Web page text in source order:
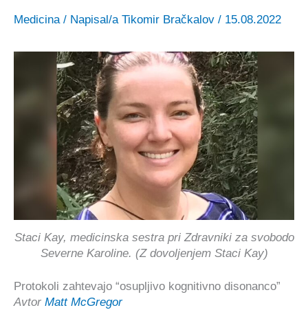
Medicina/ Napisal/a Tikomir Bračkalov / 15.08.2022
Staci Kay, medicinska sestra pri Zdravniki za svobodo
Severne Karoline. (Z dovoljenjem Staci Kay)
Protokoli zahtevajo “osupljivo kognitivno disonanco”
Аvtor Matt McGregor